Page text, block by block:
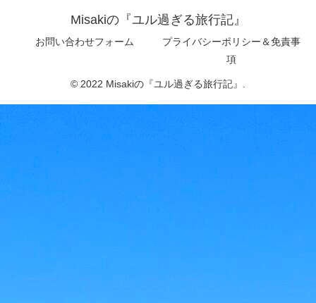
Misakiの『ユル過ぎる旅行記』
お問い合わせフォーム
プライバシーポリシー＆免責事
項
© 2022 Misakiの『ユル過ぎる旅行記』.